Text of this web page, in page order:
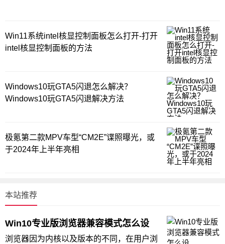
Win11系统intel核显控制面板怎么打开-打开
intel核显控制面板的方法
Windows10玩GTA5闪退怎么解决？
Windows10玩GTA5闪退解决方法
极氪第二款MPV车型“CM2E”谍照曝光，或
于2024年上半年亮相
本站推荐
Win10专业版浏览器兼容模式怎么设
浏览器因为内核以及版本的不同，在用户浏